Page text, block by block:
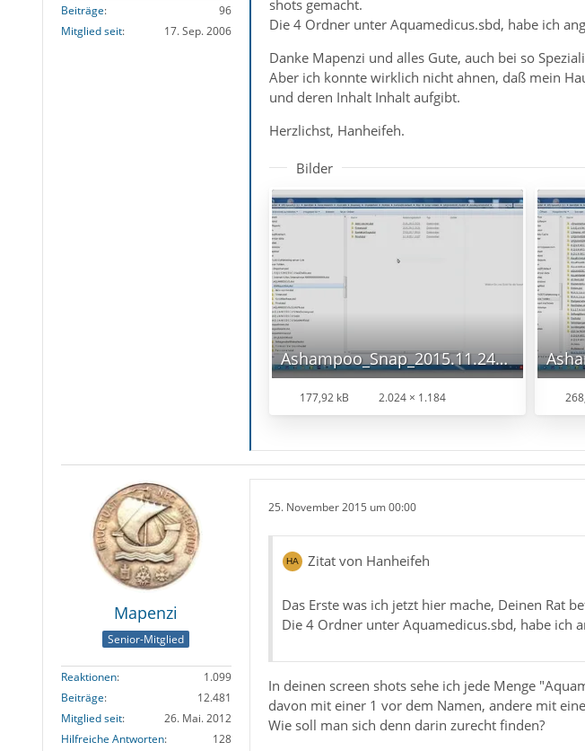
Beiträge
96
Mitglied seit
17. Sep. 2006
shots gemacht.
Die 4 Ordner unter Aquamedicus.sbd, habe ich
Danke Mapenzi und alles Gute, auch bei so
Aber ich konnte wirklich nicht ahnen, daß mein
und deren Inhalt Inhalt aufgibt.
Herzlichst, Hanheifeh.
Bilder
Ashampoo_Snap_2015.11.24_19h37m46s_002_.jpg
177,92 kB 2.024 × 1.184
Mapenzi
Senior-Mitglied
Reaktionen
1.099
Beiträge
12.481
Mitglied seit
26. Mai. 2012
Hilfreiche Antworten
128
25. November 2015 um 00:00
Zitat von Hanheifeh
Das Erste was ich jetzt hier mache, Deinen Rat
Die 4 Ordner unter Aquamedicus.sbd, habe ich
In deinen screen shots sehe ich jede Menge
davon mit einer 1 vor dem Namen, andere mit
Wie soll man sich denn darin zurecht finden?